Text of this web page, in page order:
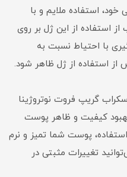
استفاده ملایم و با
استفاده از این ژل بر روی
با احتیاط نسبت به
از استفاده از ژل ظاهر شود.
گریپ فروت نوتروژینا
کیفیت و ظاهر پوست
پوست شما تمیز و نرم
تغییرات مثبتی در